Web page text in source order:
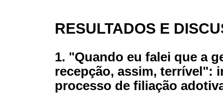
RESULTADOS E
1. "Quando eu falei que a
recepção, assim, terrível":
processo de filiação